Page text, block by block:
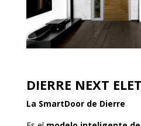
DIERRE NEXT
La SmartDoor de Dierre